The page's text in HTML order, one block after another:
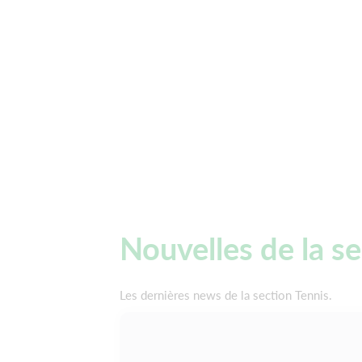
Nouvelles de la
Les dernières news de la section Tennis.